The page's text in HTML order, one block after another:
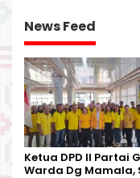
News Feed
Ketua DPD II Partai
Warda Dg Mamala,